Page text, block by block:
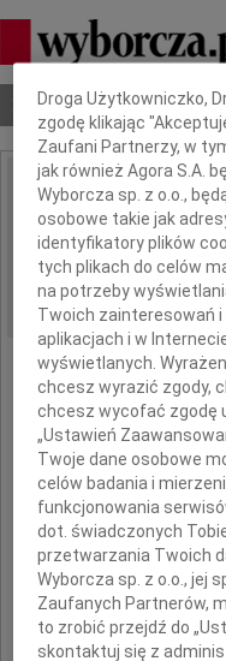
Nekrologi Odeszli
IMIĘ I NAZWISKO:
REGION:
DATA EMISJI:
Dbamy o Twoją
Droga Użytkowniczko,
zgodę klikając
Zaufani Partnerzy, w
jak również Agora S.A.
Wyborcza sp. z o.o.,
osobowe takie jak
identyfikatory plików
tych plikach do celów
na potrzeby
Twoich zainteresowań
aplikacjach i w
wyświetlanych.
chcesz wyrazić zgody,
chcesz wycofać zgodę
„Ustawień
Twoje dane osobowe
celów badania i
funkcjonowania
dot. świadczonych
przetwarzania Twoich
Wyborcza sp. z o.o., jej
Zaufanych Partnerów,
to zrobić przejdź do
skontaktuj się z